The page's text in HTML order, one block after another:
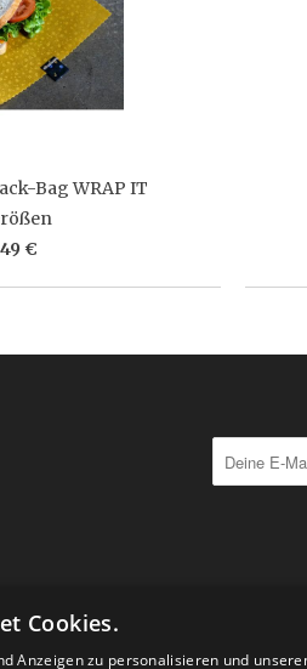
Bag WRAP IT
€
Cookies.
Anzeigen zu personalisieren und